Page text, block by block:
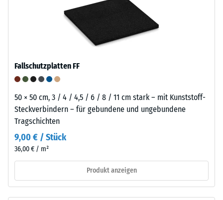
Fallschutzplatten FF
50 × 50 cm, 3 / 4 / 4,5 / 6 / 8 / 11 cm stark – mit Kunststoff-
Steckverbindern – für gebundene und ungebundene
Tragschichten
9,00 € / Stück
36,00 € / m²
Produkt anzeigen